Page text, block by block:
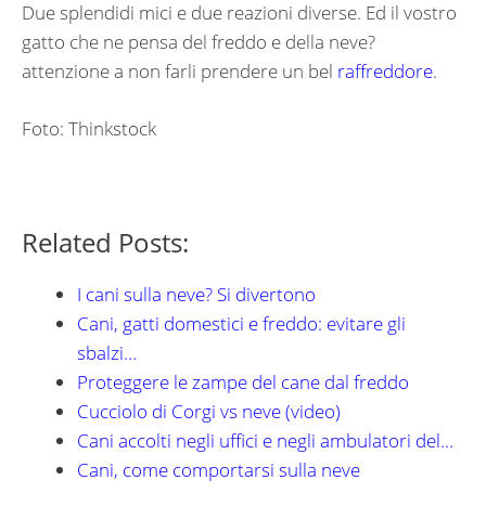
Due splendidi mici e due reazioni diverse. Ed il vostro
gatto che ne pensa del freddo e della neve?
attenzione a non farli prendere un bel raffreddore.
Foto: Thinkstock
Related Posts:
I cani sulla neve? Si divertono
Cani, gatti domestici e freddo: evitare gli
sbalzi…
Proteggere le zampe del cane dal freddo
Cucciolo di Corgi vs neve (video)
Cani accolti negli uffici e negli ambulatori del…
Cani, come comportarsi sulla neve